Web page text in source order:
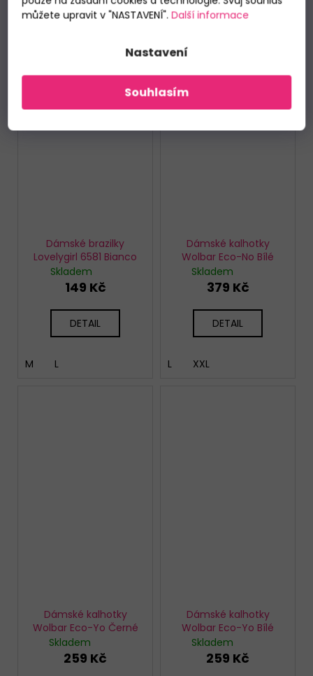
můžete upravit v "NASTAVENÍ". Další informace
Nastavení
Souhlasím
Dámské brazilky
Lovelygirl 6581 Bianco
Skladem
149 Kč
DETAIL
M L
Dámské kalhotky
Wolbar Eco-No Bílé
Skladem
379 Kč
DETAIL
L XXL
Dámské kalhotky
Wolbar Eco-Yo Černé
Skladem
259 Kč
Dámské kalhotky
Wolbar Eco-Yo Bílé
Skladem
259 Kč